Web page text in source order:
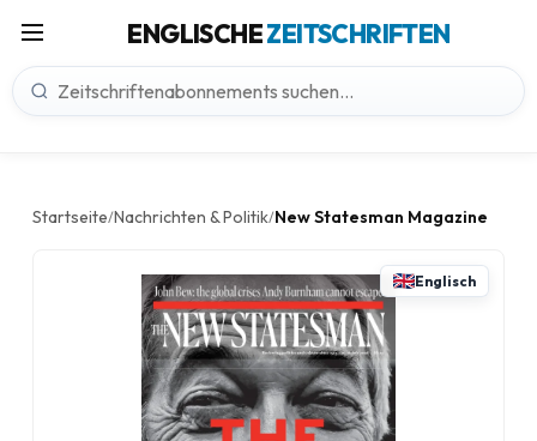
ENGLISCHEZEITSCHRIFTEN
Startseite/Nachrichten & Politik/New Statesman Magazine
Englisch